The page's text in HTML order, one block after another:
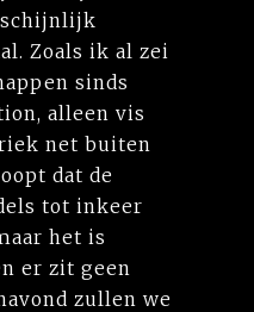
Zoals ik al zei
sinds
alleen vis
net buiten
dat de
tot inkeer
het is
er zit geen
zullen we